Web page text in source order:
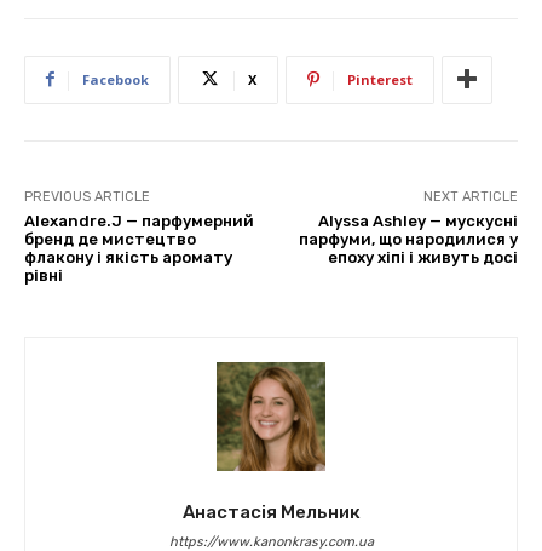
Facebook X Pinterest
PREVIOUS ARTICLE
Alexandre.J — парфумерний
бренд де мистецтво
флакону і якість аромату
рівні
NEXT ARTICLE
Alyssa Ashley — мускусні
парфуми, що народилися у
епоху хіпі і живуть досі
Анастасія Мельник
https://www.kanonkrasy.com.ua